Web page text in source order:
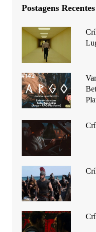
Postagens Recentes